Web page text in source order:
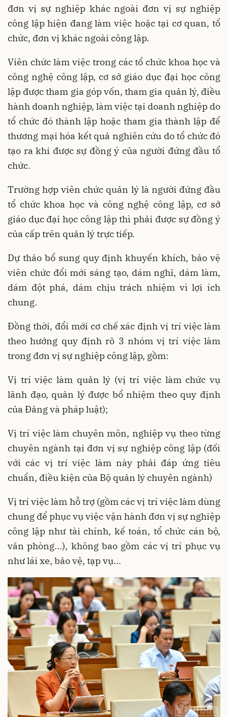
đơn vị sự nghiệp khác ngoài đơn vị sự nghiệp
công lập hiện đang làm việc hoặc tại cơ quan, tổ
chức, đơn vị khác ngoài công lập.
Viên chức làm việc trong các tổ chức khoa học và
công nghệ công lập, cơ sở giáo dục đại học công
lập được tham gia góp vốn, tham gia quản lý, điều
hành doanh nghiệp, làm việc tại doanh nghiệp do
tổ chức đó thành lập hoặc tham gia thành lập để
thương mại hóa kết quả nghiên cứu do tổ chức đó
tạo ra khi được sự đồng ý của người đứng đầu tổ
chức.
Trường hợp viên chức quản lý là người đứng đầu
tổ chức khoa học và công nghệ công lập, cơ sở
giáo dục đại học công lập thì phải được sự đồng ý
của cấp trên quản lý trực tiếp.
Dự thảo bổ sung quy định khuyến khích, bảo vệ
viên chức đổi mới sáng tạo, dám nghĩ, dám làm,
dám đột phá, dám chịu trách nhiệm vì lợi ích
chung.
Đồng thời, đổi mới cơ chế xác định vị trí việc làm
theo hướng quy định rõ 3 nhóm vị trí việc làm
trong đơn vị sự nghiệp công lập, gồm:
Vị trí việc làm quản lý (vị trí việc làm chức vụ
lãnh đạo, quản lý được bổ nhiệm theo quy định
của Đảng và pháp luật);
Vị trí việc làm chuyên môn, nghiệp vụ theo từng
chuyên ngành tại đơn vị sự nghiệp công lập (đối
với các vị trí việc làm này phải đáp ứng tiêu
chuẩn, điều kiện của Bộ quản lý chuyên ngành)
Vị trí việc làm hỗ trợ (gồm các vị trí việc làm dùng
chung để phục vụ việc vận hành đơn vị sự nghiệp
công lập như tài chính, kế toán, tổ chức cán bộ,
văn phòng...), không bao gồm các vị trí phục vụ
như lái xe, bảo vệ, tạp vụ...